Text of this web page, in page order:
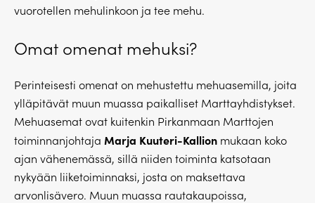
vuorotellen mehulinkoon ja tee mehu.
Omat omenat mehuksi?
Perinteisesti omenat on mehustettu mehuasemilla, joita
ylläpitävät muun muassa paikalliset Marttayhdistykset.
Mehuasemat ovat kuitenkin Pirkanmaan Marttojen
toiminnanjohtaja Marja Kuuteri-Kallion mukaan koko
ajan vähenemässä, sillä niiden toiminta katsotaan
nykyään liiketoiminnaksi, josta on maksettava
arvonlisävero. Muun muassa rautakaupoissa,